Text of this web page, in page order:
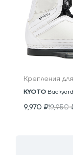
Крепления
KYOTO
9,970 ₽19,950